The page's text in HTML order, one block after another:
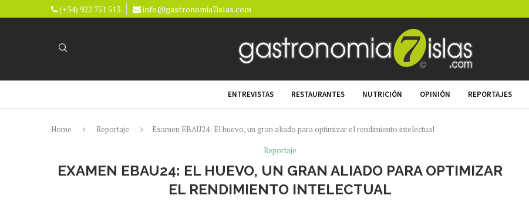
(+34) 922 751 513 info@gastronomia7islas.com
ENTREVISTAS RESTAURANTES NUTRICIÓN OPINIÓN REPORTAJES
Home Reportaje
Examen EBAU24: El huevo, un gran aliado para optimizar el rendimiento intelectual
Reportaje
EXAMEN EBAU24: EL HUEVO, UN GRAN ALIADO PARA OPTIMIZAR
EL RENDIMIENTO INTELECTUAL